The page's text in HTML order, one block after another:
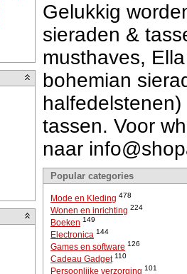
Gelukkig
sieraden &
musthaves,
bohemian
tassen. Voor
naar
Popular categories
Mode en Kleding 478
Wonen en inrichting 224
Boeken 149
Electronica 144
Games en software 126
Cadeau Gadget 110
Persoonlijke verzorging 101